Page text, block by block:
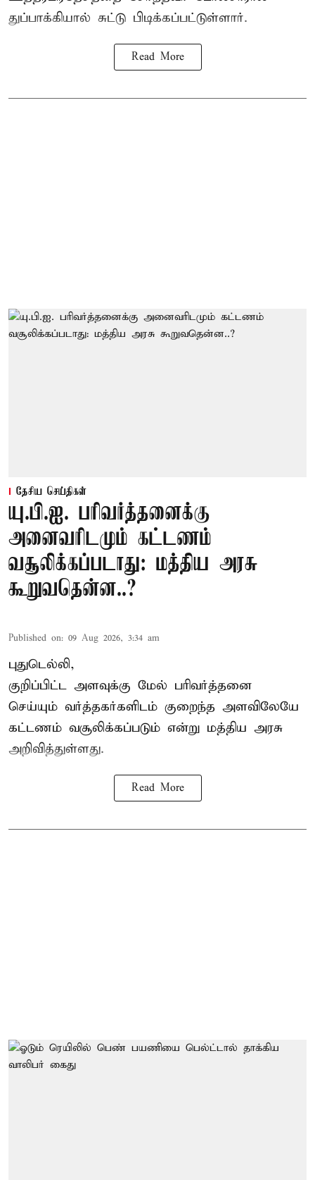
துப்பாக்கியால் சுட்டு பிடிக்கப்பட்டுள்ளார்.
Read More
தேசிய செய்திகள்
யு.பி.ஐ. பரிவர்த்தனைக்கு
அனைவரிடமும் கட்டணம்
வசூலிக்கப்படாது: மத்திய அரசு
கூறுவதென்ன..?
Published on: 09 Aug 2026, 3:34 am
புதுடெல்லி,
குறிப்பிட்ட அளவுக்கு மேல் பரிவர்த்தனை
செய்யும் வர்த்தகர்களிடம் குறைந்த அளவிலேயே
கட்டணம் வசூலிக்கப்படும் என்று மத்திய அரசு
அறிவித்துள்ளது.
Read More